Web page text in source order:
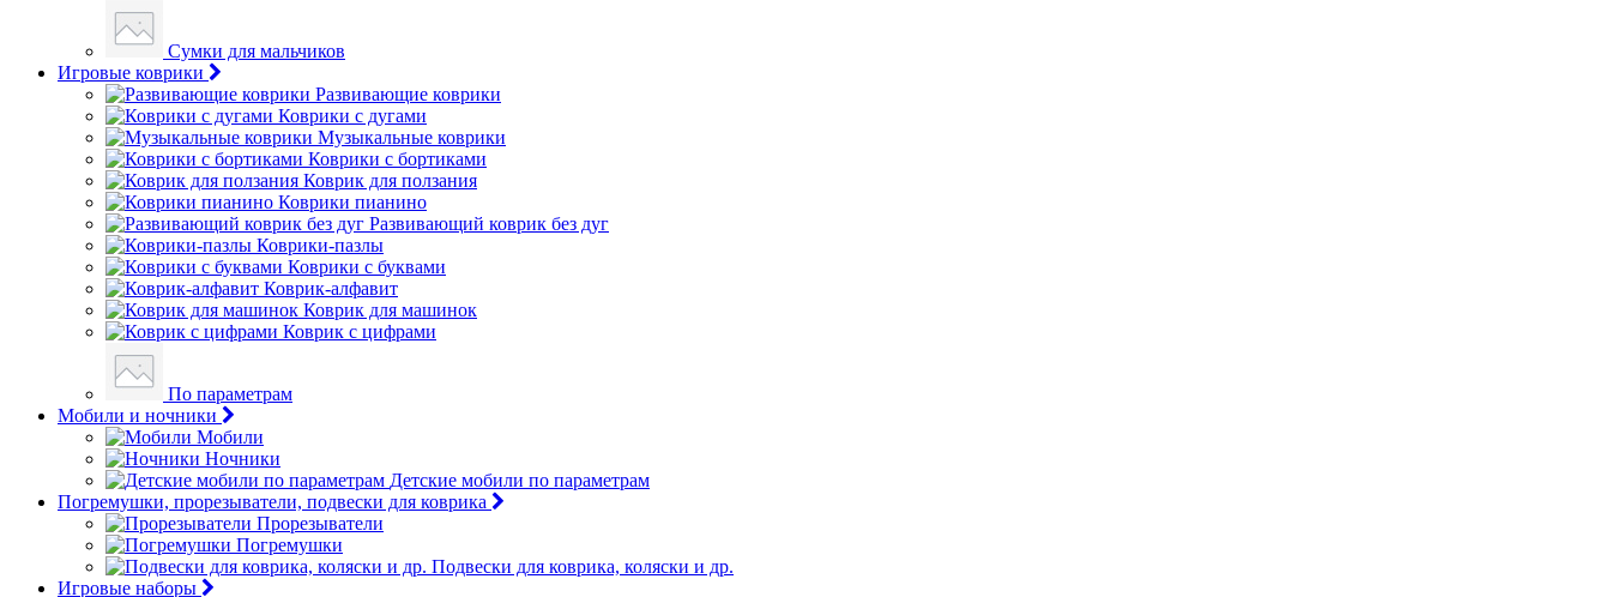
Сумки для мальчиков
Игровые коврики
Развивающие коврики
Коврики с дугами
Музыкальные коврики
Коврики с бортиками
Коврик для ползания
Коврики пианино
Развивающий коврик без дуг
Коврики-пазлы
Коврики с буквами
Коврик-алфавит
Коврик для машинок
Коврик с цифрами
По параметрам
Мобили и ночники
Мобили
Ночники
Детские мобили по параметрам
Погремушки, прорезыватели, подвески для коврика
Прорезыватели
Погремушки
Подвески для коврика, коляски и др.
Игровые наборы